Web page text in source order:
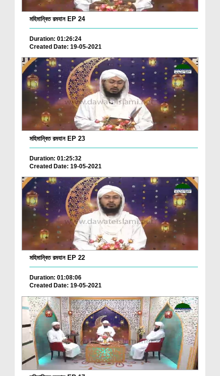
মহিমান্বিত রমযান EP 24
Duration: 01:26:24
Created Date: 19-05-2021
মহিমান্বিত রমযান EP 23
Duration: 01:25:32
Created Date: 19-05-2021
মহিমান্বিত রমযান EP 22
Duration: 01:08:06
Created Date: 19-05-2021